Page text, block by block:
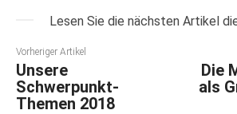
Lesen Sie die nächsten Artikel
Vorheriger Artikel
Unsere
Schwerpunkt-
Themen 2018
Die
als